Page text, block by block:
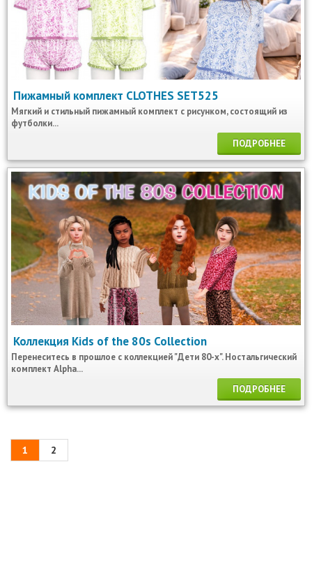
Пижамный комплект CLOTHES SET525
Мягкий и стильный пижамный комплект с рисунком, состоящий из
футболки...
ПОДРОБНЕЕ
Коллекция Kids of the 80s Collection
Перенеситесь в прошлое с коллекцией "Дети 80-х". Ностальгический
комплект Alpha...
ПОДРОБНЕЕ
1 2